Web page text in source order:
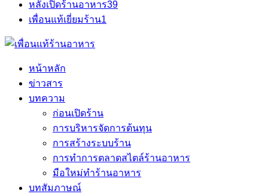
หลังเปิดร้านอาหาร39
เพื่อนแท้เยี่ยมร้าน1
หน้าหลัก
ข่าวสาร
บทความ
ก่อนเปิดร้าน
การบริหารจัดการต้นทุน
การสร้างระบบร้าน
การทำการตลาดสไตล์ร้านอาหาร
มือใหม่ทำร้านอาหาร
บทสัมภาษณ์